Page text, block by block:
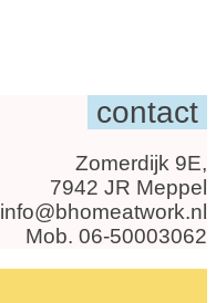
contact
Zomerdijk 9E,
7942 JR Meppel
info@bhomeatwork.nl
Mob. 06-50003062